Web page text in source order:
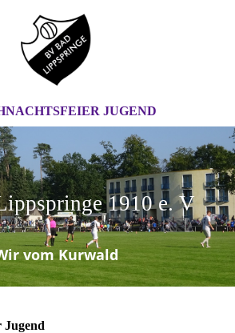
JUGEND
1910 e. V
.
vom Kurwald
Jugend